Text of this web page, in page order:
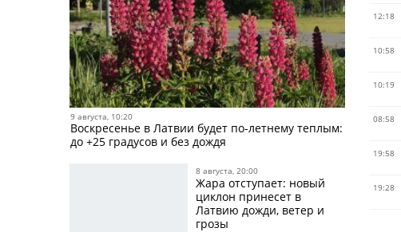
9 августа, 10:20
Воскресенье в Латвии будет по-летнему теплым:
до +25 градусов и без дождя
8 августа, 20:00
Жара отступает: новый
циклон принесет в
Латвию дожди, ветер и
грозы
12:18
10:58
10:19
08:58
19:58
19:28